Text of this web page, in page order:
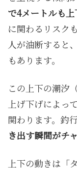
で4メートルも上
に関わるリスク
人が油断すると、
もあります。
この上下の潮汐
上げ下げによっ
関わります。釣
き出す瞬間がチ
上下の動きは「